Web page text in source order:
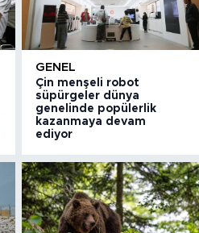
GENEL
Çin menşeli robot
süpürgeler dünya
genelinde popülerlik
kazanmaya devam
ediyor